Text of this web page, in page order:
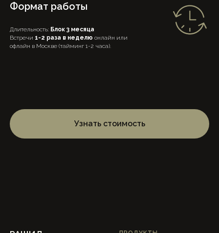
Формат работы
Длительность: Блок 3 месяца
Встречи 1-2 раза в неделю онлайн или
офлайн в Москве (тайминг 1-2 часа).
Узнать стоимость